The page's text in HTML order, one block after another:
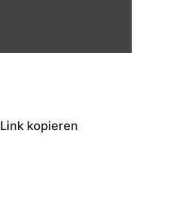
Link kopieren